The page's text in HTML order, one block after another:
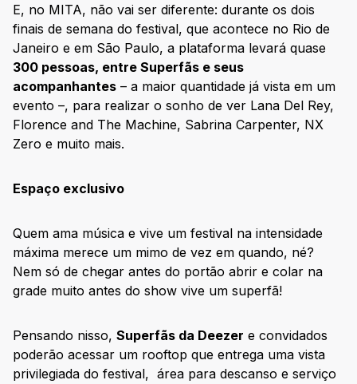
E, no MITA, não vai ser diferente: durante os dois
finais de semana do festival, que acontece no Rio de
Janeiro e em São Paulo, a plataforma levará quase
300 pessoas, entre Superfãs e seus
acompanhantes – a maior quantidade já vista em um
evento –, para realizar o sonho de ver Lana Del Rey,
Florence and The Machine, Sabrina Carpenter, NX
Zero e muito mais.
Espaço exclusivo
Quem ama música e vive um festival na intensidade
máxima merece um mimo de vez em quando, né?
Nem só de chegar antes do portão abrir e colar na
grade muito antes do show vive um superfã!
Pensando nisso, Superfãs da Deezer e convidados
poderão acessar um rooftop que entrega uma vista
privilegiada do festival, área para descanso e serviço